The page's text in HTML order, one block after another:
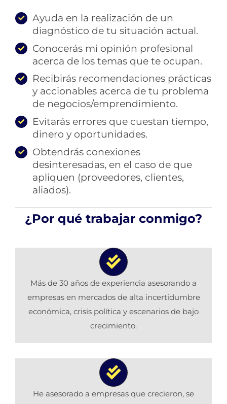
Ayuda en la realización de un
diagnóstico de tu situación actual.
Conocerás mi opinión profesional
acerca de los temas que te ocupan.
Recibirás recomendaciones prácticas
y accionables acerca de tu problema
de negocios/emprendimiento.
Evitarás errores que cuestan tiempo,
dinero y oportunidades.
Obtendrás conexiones
desinteresadas, en el caso de que
apliquen (proveedores, clientes,
aliados).
¿Por qué trabajar conmigo?
Más de 30 años de experiencia asesorando a
empresas en mercados de alta incertidumbre
económica, crisis política y escenarios de bajo
crecimiento.
He asesorado a empresas que crecieron, se